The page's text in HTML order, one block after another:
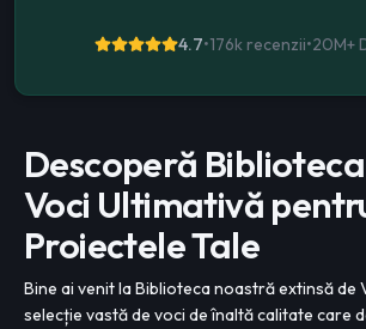
4.7•176k recenzii•20M+
Descoperă
Voci Ultimativă
Proiectele Tale
Bine ai venit la Biblioteca noastră extinsă de
selecție vastă de voci de înaltă calitate care